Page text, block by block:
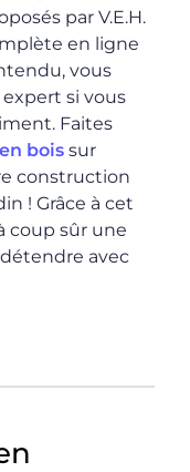
par V.E.H.
en ligne
vous
si vous
Faites
bois sur
construction
! Grâce à cet
coup sûr une
avec